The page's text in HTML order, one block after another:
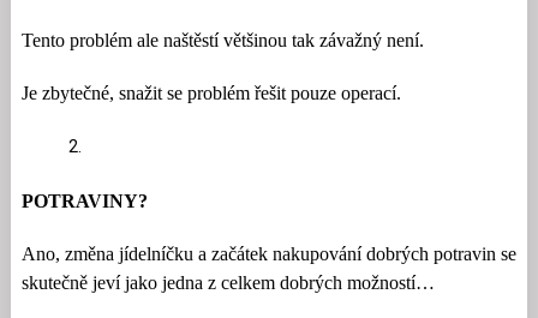
Tento problém ale naštěstí většinou tak závažný není.
Je zbytečné, snažit se problém řešit pouze operací.
POTRAVINY?
Ano, změna jídelníčku a začátek nakupování dobrých potravin se
skutečně jeví jako jedna z celkem dobrých možností…